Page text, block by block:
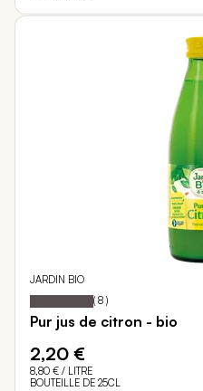
JARDIN BIO
Notation: 100
% of
( 8 )
Pur jus de citron - bio
2,20 €
8,80 € / LITRE
BOUTEILLE DE 25CL